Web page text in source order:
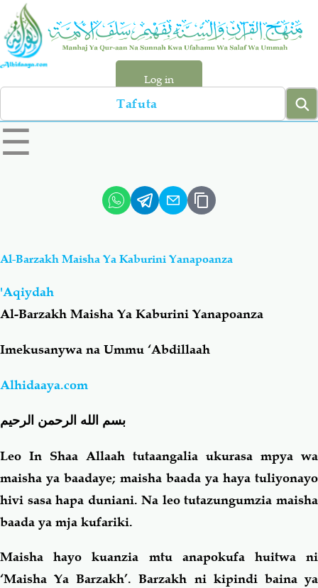
Skip
main
content
Log in
Search
left
sidebar
☰
Hadiyth
Manhaj
Shirki & Kufru Bid-'ah (Uzushi)
Salaf Wa Ummah Firaq-Makundi
Fiqh-Ibaadah
Akhlaaq-Aadaab Raqaaiq
Familia-Jamii
Chemsha Bongo Vitabu
Al-Barzakh Maisha Ya Kaburini Yanapoanza
'Aqiydah
Al-Barzakh Maisha Ya Kaburini Yanapoanza
Imekusanywa na Ummu ‘Abdillaah
Alhidaaya.com
بسم الله الرحمن الرحيم
Leo In Shaa Allaah tutaangalia ukurasa mpya wa
maisha ya baadaye; maisha baada ya haya tuliyonayo
hivi sasa hapa duniani. Na leo tutazungumzia maisha
baada ya mja kufariki.
Maisha hayo kuanzia mtu anapokufa huitwa ni
‘Maisha Ya Barzakh’. Barzakh ni kipindi baina ya